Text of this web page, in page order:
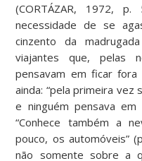
(CORTÁZAR, 1972,
necessidade de se
cinzento da
viajantes que, pelas
pensavam em ficar fora
ainda: “pela primeira vez
e ninguém pensava
“Conhece também a
pouco, os automóveis”
não somente sobre a